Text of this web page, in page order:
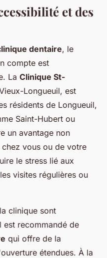
et des
dentaire, le
compte est
La Clinique St-
Longueuil, est
résidents de Longueuil,
Saint-Hubert ou
un avantage non
vous ou de votre
le stress lié aux
visites régulières ou
clinique sont
est recommandé de
qui offre de la
étendues. À la